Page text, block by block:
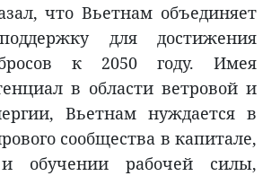
что Вьетнам объединяет
для достижения
к 2050 году. Имея
в области ветровой и
Вьетнам нуждается в
сообщества в капитале,
и обучении рабочей силы,